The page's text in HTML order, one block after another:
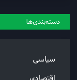
دسته‌بندی‌ها
سیاسی